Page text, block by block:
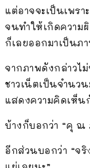
แต่อาจจะเป็นเพรา
จนทำให้เกิดความ
ก็เลยออกมาเป็นภ
จากภาพดังกล่าวไ
ชาวเน็ตเป็นจำนว
แสดงความคิดเห็น
บ้างก็บอกว่า “คุ ณ
อีกส่วนบอกว่า “จริ